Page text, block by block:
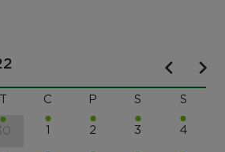
C P S S
1 2 3 4